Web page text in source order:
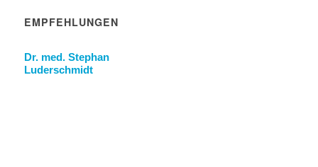
EMPFEHLUNGEN
Dr. med. Stephan
Luderschmidt